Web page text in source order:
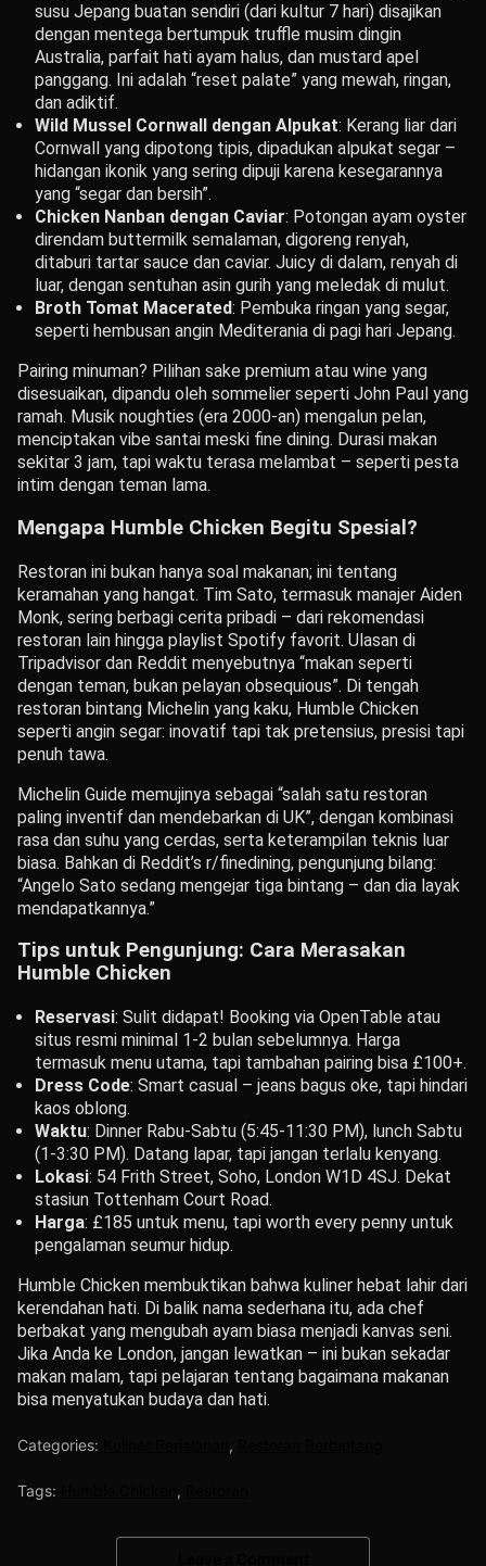
susu Jepang buatan sendiri (dari kultur 7 hari) disajikan
dengan mentega bertumpuk truffle musim dingin
Australia, parfait hati ayam halus, dan mustard apel
panggang. Ini adalah “reset palate” yang mewah, ringan,
dan adiktif.
Wild Mussel Cornwall dengan Alpukat: Kerang liar dari
Cornwall yang dipotong tipis, dipadukan alpukat segar –
hidangan ikonik yang sering dipuji karena kesegarannya
yang “segar dan bersih”.
Chicken Nanban dengan Caviar: Potongan ayam oyster
direndam buttermilk semalaman, digoreng renyah,
ditaburi tartar sauce dan caviar. Juicy di dalam, renyah di
luar, dengan sentuhan asin gurih yang meledak di mulut.
Broth Tomat Macerated: Pembuka ringan yang segar,
seperti hembusan angin Mediterania di pagi hari Jepang.
Pairing minuman? Pilihan sake premium atau wine yang
disesuaikan, dipandu oleh sommelier seperti John Paul yang
ramah. Musik noughties (era 2000-an) mengalun pelan,
menciptakan vibe santai meski fine dining. Durasi makan
sekitar 3 jam, tapi waktu terasa melambat – seperti pesta
intim dengan teman lama.
Mengapa Humble Chicken Begitu Spesial?
Restoran ini bukan hanya soal makanan; ini tentang
keramahan yang hangat. Tim Sato, termasuk manajer Aiden
Monk, sering berbagi cerita pribadi – dari rekomendasi
restoran lain hingga playlist Spotify favorit. Ulasan di
Tripadvisor dan Reddit menyebutnya “makan seperti
dengan teman, bukan pelayan obsequious”. Di tengah
restoran bintang Michelin yang kaku, Humble Chicken
seperti angin segar: inovatif tapi tak pretensius, presisi tapi
penuh tawa.
Michelin Guide memujinya sebagai “salah satu restoran
paling inventif dan mendebarkan di UK”, dengan kombinasi
rasa dan suhu yang cerdas, serta keterampilan teknis luar
biasa. Bahkan di Reddit’s r/finedining, pengunjung bilang:
“Angelo Sato sedang mengejar tiga bintang – dan dia layak
mendapatkannya.”
Tips untuk Pengunjung: Cara Merasakan
Humble Chicken
Reservasi: Sulit didapat! Booking via OpenTable atau
situs resmi minimal 1-2 bulan sebelumnya. Harga
termasuk menu utama, tapi tambahan pairing bisa £100+.
Dress Code: Smart casual – jeans bagus oke, tapi hindari
kaos oblong.
Waktu: Dinner Rabu-Sabtu (5:45-11:30 PM), lunch Sabtu
(1-3:30 PM). Datang lapar, tapi jangan terlalu kenyang.
Lokasi: 54 Frith Street, Soho, London W1D 4SJ. Dekat
stasiun Tottenham Court Road.
Harga: £185 untuk menu, tapi worth every penny untuk
pengalaman seumur hidup.
Humble Chicken membuktikan bahwa kuliner hebat lahir dari
kerendahan hati. Di balik nama sederhana itu, ada chef
berbakat yang mengubah ayam biasa menjadi kanvas seni.
Jika Anda ke London, jangan lewatkan – ini bukan sekadar
makan malam, tapi pelajaran tentang bagaimana makanan
bisa menyatukan budaya dan hati.
Categories: ,
Tags: ,